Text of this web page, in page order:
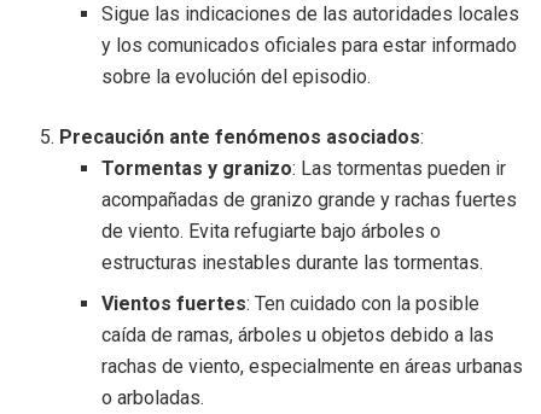
Sigue las indicaciones de las autoridades locales
y los comunicados oficiales para estar informado
sobre la evolución del episodio.
Precaución ante fenómenos asociados:
Tormentas y granizo: Las tormentas pueden ir
acompañadas de granizo grande y rachas fuertes
de viento. Evita refugiarte bajo árboles o
estructuras inestables durante las tormentas.
Vientos fuertes: Ten cuidado con la posible
caída de ramas, árboles u objetos debido a las
rachas de viento, especialmente en áreas urbanas
o arboladas.